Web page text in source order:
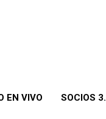
EN VIVO SOCIOS